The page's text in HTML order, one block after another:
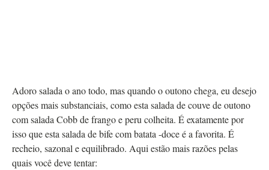
Adoro salada o ano todo, mas quando o outono chega, eu desejo
opções mais substanciais, como esta salada de couve de outono
com salada Cobb de frango e peru colheita. É exatamente por
isso que esta salada de bife com batata -doce é a favorita. É
recheio, sazonal e equilibrado. Aqui estão mais razões pelas
quais você deve tentar: